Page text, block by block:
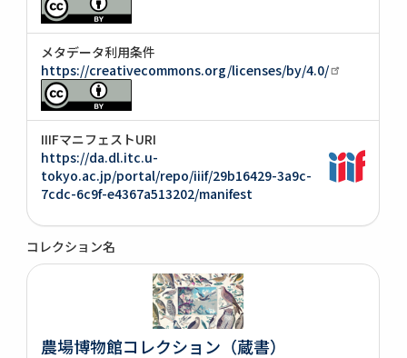
メタデータ利用条件
https://creativecommons.org/licenses/by/4.0/
IIIFマニフェストURI
https://da.dl.itc.u-
tokyo.ac.jp/portal/repo/iiif/29b16429-3a9c-
7cdc-6c9f-e4367a513202/manifest
コレクション名
農場博物館コレクション（蔵書）